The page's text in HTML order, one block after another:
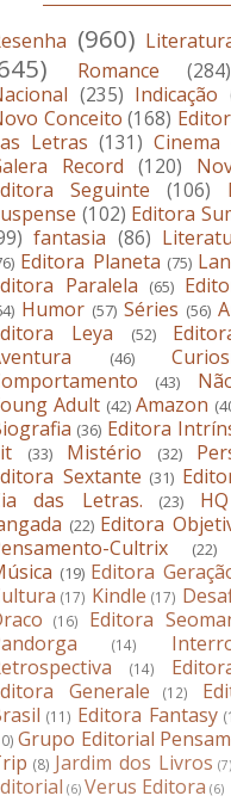
(960)
Romance (284)
(235) Indicação
Conceito (168)
Letras (131) Cinema
Record
(120)
Seguinte
(106)
(102) Editora
fantasia (86)
Editora Planeta (75)
Paralela (65)
Humor (57) Séries (56)
Leya (52)
(46)
(43)
Adult (42) Amazon
(36) Editora
(33) Mistério (32)
Sextante (31)
das Letras. (23) HQ
(22) Editora
Cultrix
(22)
(19) Editora
(17) Kindle (17)
(16) Editora
(14)
(14)
Generale (12)
(11) Editora Fantasy
Grupo Editorial
(8) Jardim dos Livros (7)
(6) Verus Editora (6)